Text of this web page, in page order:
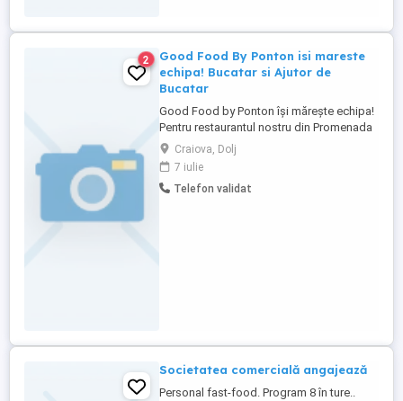
2
Good Food By Ponton isi mareste
echipa! Bucatar si Ajutor de
Bucatar
Good Food by Ponton își mărește echipa!
Pentru restaurantul nostru din Promenada
Mall Craiova, căutăm: BUCĂTAR AJUTOR
DE BUCĂTAR Salariu între 3.500 și 6.000
lei, în funcție de experiență, implicare și
responsabilități Masă asigurată zilnic
Craiova, Dolj
7 iulie
Telefon validat
Societatea comercială angajează
Personal fast-food. Program 8 în ture..